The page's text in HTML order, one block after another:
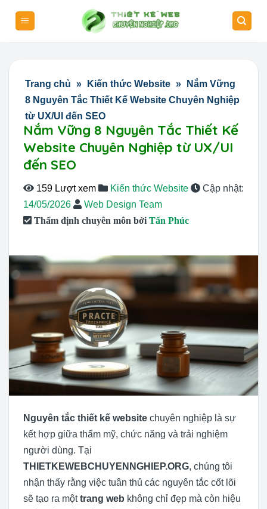
content
Trang chủ » Kiến thức Website »
Nắm Vững
8 Nguyên Tắc Thiết Kế Website Chuyên Nghiệp
từ UX/UI đến SEO
Nắm Vững 8 Nguyên Tắc Thiết Kế
Website Chuyên Nghiệp từ UX/UI
đến SEO
159 Lượt xem Kiến thức Website
Cập nhật:
14/05/2026
Web Design Team
Thẩm định chuyên môn bởi Tấn Phúc
Nguyên tắc thiết kế website chuyên nghiệp là sự
kết hợp giữa thẩm mỹ, chức năng và trải nghiệm
người dùng. Tại
THIETKEWEBCHUYENNGHIEP.ORG, chúng tôi
nhận thấy rằng việc tuân thủ các nguyên tắc cốt lõi
sẽ tạo ra mộttrang web không chỉ đẹp mà còn hiệu